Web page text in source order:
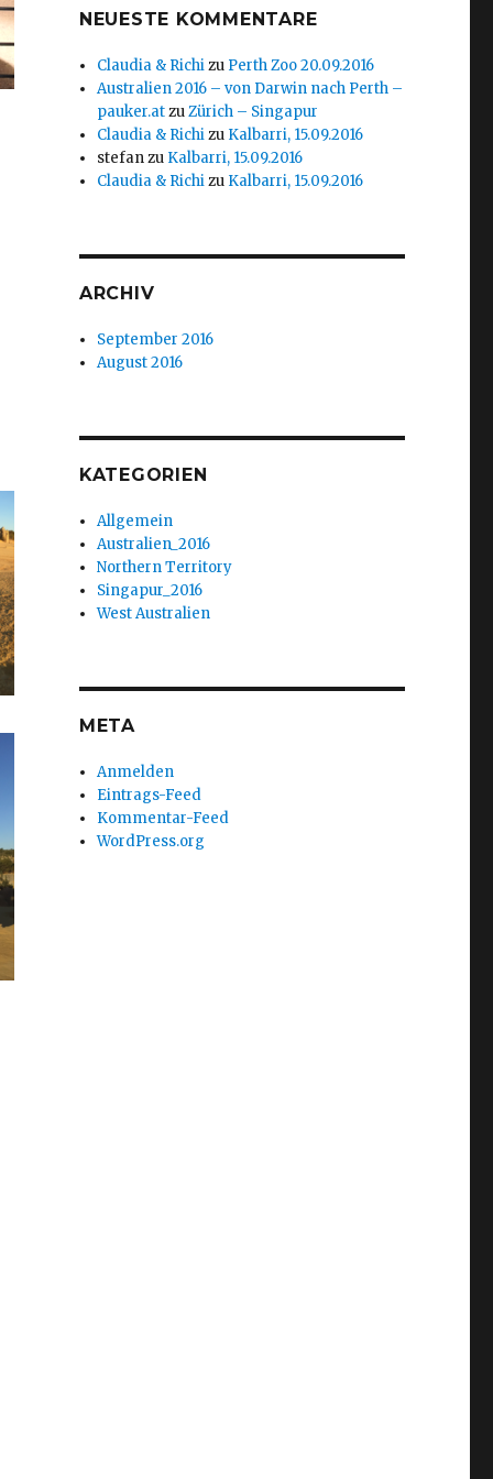
NEUESTE KOMMENTARE
Claudia & Richizu Perth Zoo 20.09.2016
Australien 2016 – von Darwin nach Perth –
pauker.atzuZürich – Singapur
Claudia & Richizu Kalbarri, 15.09.2016
stefanzu Kalbarri, 15.09.2016
Claudia & Richizu Kalbarri, 15.09.2016
ARCHIV
September 2016
August 2016
KATEGORIEN
Allgemein
Australien_2016
Northern Territory
Singapur_2016
West Australien
META
Anmelden
Eintrags-Feed
Kommentar-Feed
WordPress.org